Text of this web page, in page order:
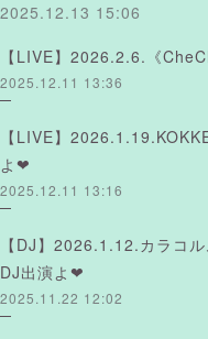
2025.12.13 15:06
【LIVE】2026.2.6.《
2025.12.11 13:36
【LIVE】
よ❤︎
2025.12.11 13:16
【DJ】2026.1.12.カラコ
DJ出演よ❤︎
2025.11.22 12:02